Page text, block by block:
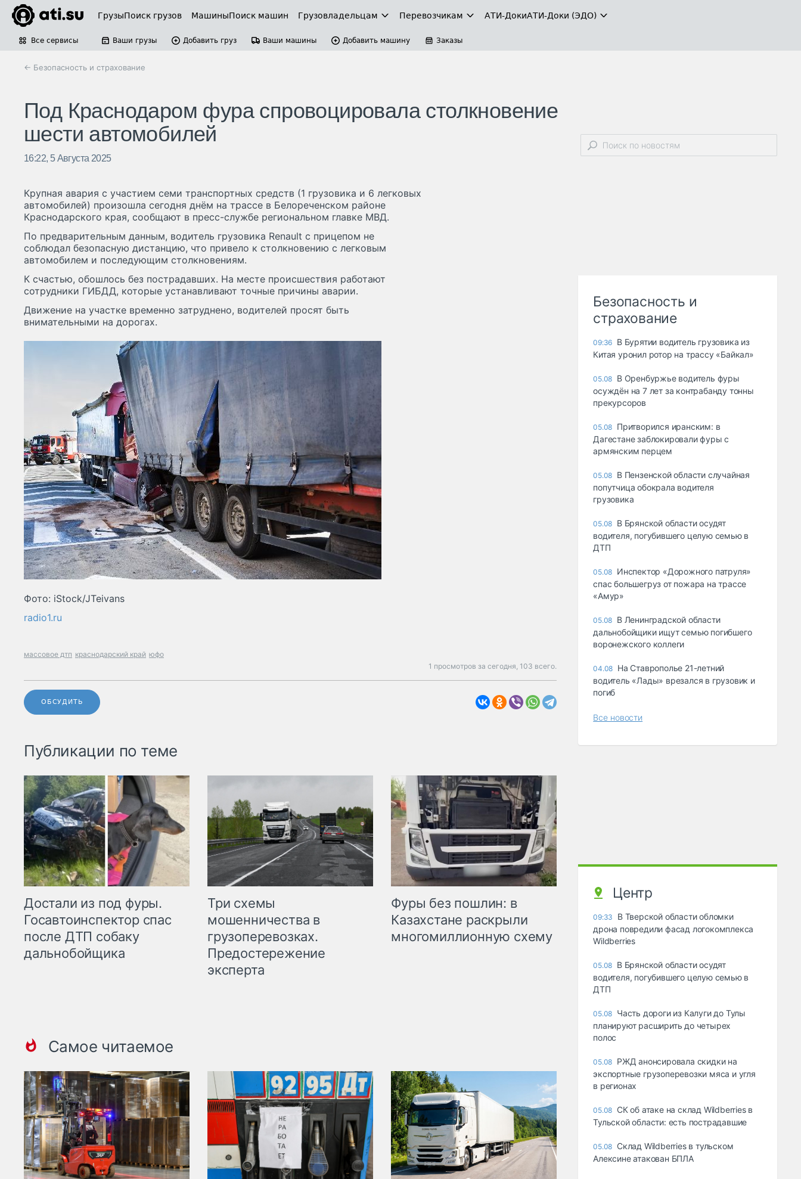
ГрузыПоиск грузов МашиныПоиск машин Грузовладельцам Перевозчикам АТИ-ДокиАТИ-Доки (ЭДО)
Все сервисы Ваши грузы Добавить груз Ваши машины Добавить машину Заказы
← Безопасность и страхование
Под Краснодаром фура спровоцировала столкновение
шести автомобилей
16:22, 5 Августа 2025
Крупная авария с участием семи транспортных средств (1 грузовика и 6 легковых
автомобилей) произошла сегодня днём на трассе в Белореченском районе
Краснодарского края, сообщают в пресс-службе региональном главке МВД.
По предварительным данным, водитель грузовика Renault с прицепом не
соблюдал безопасную дистанцию, что привело к столкновению с легковым
автомобилем и последующим столкновениям.
К счастью, обошлось без пострадавших. На месте происшествия работают
сотрудники ГИБДД, которые устанавливают точные причины аварии.
Движение на участке временно затруднено, водителей просят быть
внимательными на дорогах.
Фото: iStock/JTeivans
radio1.ru
массовое дтп краснодарский край юфо
1 просмотров за сегодня, 103 всего.
ОБСУДИТЬ
Публикации по теме
Достали из под фуры.
Госавтоинспектор спас
после ДТП собаку
дальнобойщика
Три схемы
мошенничества в
грузоперевозках.
Предостережение
эксперта
Фуры без пошлин: в
Казахстане раскрыли
многомиллионную схему
Самое читаемое
Безопасность и
страхование
09:36 В Бурятии водитель грузовика из
Китая уронил ротор на трассу «Байкал»
05.08 В Оренбуржье водитель фуры
осуждён на 7 лет за контрабанду тонны
прекурсоров
05.08 Притворился иранским: в
Дагестане заблокировали фуры с
армянским перцем
05.08 В Пензенской области случайная
попутчица обокрала водителя
грузовика
05.08 В Брянской области осудят
водителя, погубившего целую семью в
ДТП
05.08 Инспектор «Дорожного патруля»
спас большегруз от пожара на трассе
«Амур»
05.08 В Ленинградской области
дальнобойщики ищут семью погибшего
воронежского коллеги
04.08 На Ставрополье 21-летний
водитель «Лады» врезался в грузовик и
погиб
Все новости
Центр
09:33
В Тверской области обломки
дрона повредили фасад логокомплекса
Wildberries
05.08 В Брянской области осудят
водителя, погубившего целую семью в
ДТП
05.08 Часть дороги из Калуги до Тулы
планируют расширить до четырех
полос
05.08 РЖД анонсировала скидки на
экспортные грузоперевозки мяса и угля
в регионах
05.08 СК об атаке на склад Wildberries в
Тульской области: есть пострадавшие
05.08 Склад Wildberries в тульском
Алексине атакован БПЛА